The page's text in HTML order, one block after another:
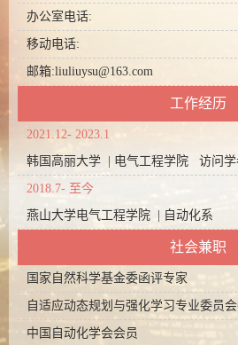
办公室电话:
移动电话:
邮箱:liuliuysu@163.com
工作经历
2021.12- 2023.1
韩国高丽大学 | 电气工程学院 访问
2018.7- 至今
燕山大学电气工程学院 | 自动化系
社会兼职
国家自然科学基金委函评专家
自适应动态规划与强化学习专业委员
中国自动化学会会员